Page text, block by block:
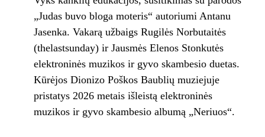
„Judas buvo bloga moteris“ autoriumi Antanu
Jasenka. Vakarą užbaigs Rugilės Norbutaitės
(thelastsunday) ir Jausmės Elenos Stonkutės
elektroninės muzikos ir gyvo skambesio duetas.
Kūrėjos Dionizo Poškos Baublių muziejuje
pristatys 2026 metais išleistą elektroninės
muzikos ir gyvo skambesio albumą „Neriuos“.